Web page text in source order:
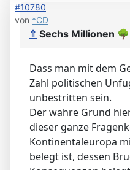
#10780
von *CD
⇑ Sechs Millionen 🌳
Dass man mit dem
Zahl politischen
unbestritten sein.
Der wahre Grund
dieser ganze
Kontinentaleuropa
belegt ist, dessen